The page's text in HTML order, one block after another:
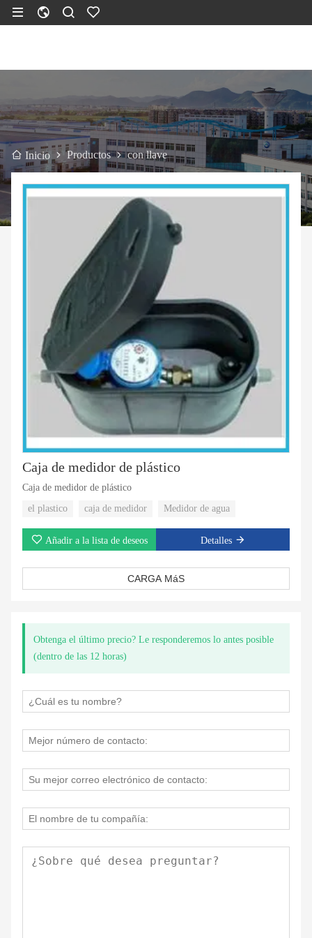
Inicio Productos con llave
Caja de medidor de plástico
Caja de medidor de plástico
el plastico
caja de medidor Medidor de agua
Añadir a la lista de deseos Detalles
CARGA MáS
Obtenga el último precio? Le responderemos lo antes posible
(dentro de las 12 horas)